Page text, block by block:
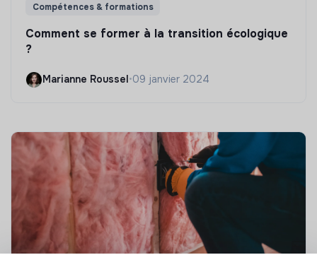
Compétences & formations
Comment se former à la transition écologique
?
Marianne Roussel •09 janvier 2024